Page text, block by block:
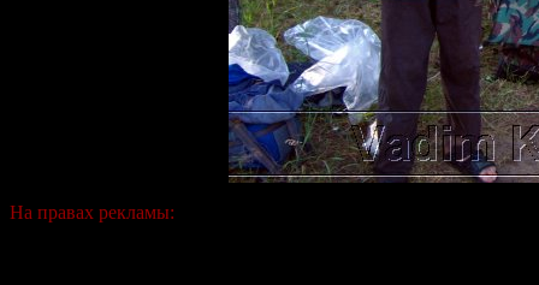
На правах рекламы: